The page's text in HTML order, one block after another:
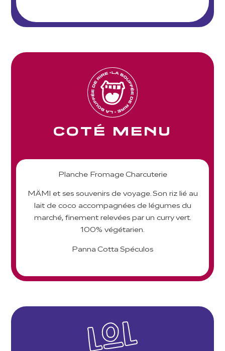
COTÉ MENU
Planche Fromage Charcuterie
MÄMI et ses souvenirs de voyage. Son riz lié au
lait de coco accompagnées de légumes du
marché, finement relevées par un curry vert.
100% végétarien.
Panna Cotta Spéculos